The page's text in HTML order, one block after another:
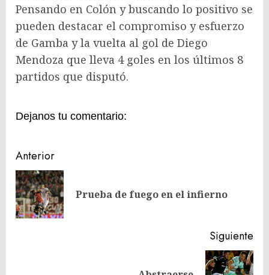
Pensando en Colón y buscando lo positivo se
pueden destacar el compromiso y esfuerzo
de Gamba y la vuelta al gol de Diego
Mendoza que lleva 4 goles en los últimos 8
partidos que disputó.
Dejanos tu comentario:
Navegación
de
entradas
Anterior
Prueba de fuego en el infierno
Siguiente